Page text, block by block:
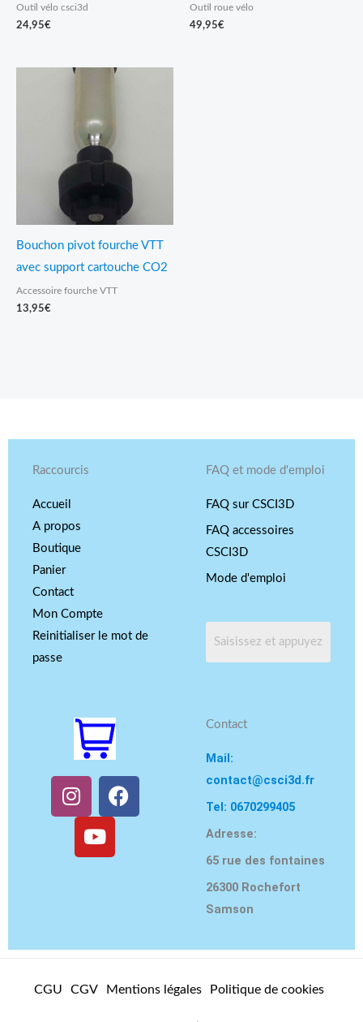
Outil vélo csci3d
24,95€
Outil roue vélo
49,95€
Bouchon pivot fourche VTT
avec support cartouche CO2
Accessoire fourche VTT
13,95€
Raccourcis
Accueil
A propos
Boutique
Panier
Contact
Mon Compte
Reinitialiser le mot de
passe
FAQ et mode d'emploi
FAQ sur CSCI3D
FAQ accessoires
CSCI3D
Mode d'emploi
I
n
s
m
F
a
Y
u
t
Contact
Mail:
contact@csci3d.fr
Tel: 0670299405
Adresse:
65 rue des fontaines
26300 Rochefort
Samson
CGU CGV Mentions légales Politique de cookies